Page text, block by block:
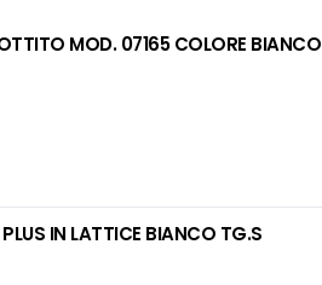
MOD. 07165 COLORE BIANCO
IN LATTICE BIANCO TG.S